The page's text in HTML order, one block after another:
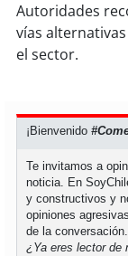
soychillán
soysancarlos
soycoronel
soyarauco
Autoridades
vías
el sector.
¡Bienvenido
Te invitamos a
noticia. En
y constructivos y
opiniones
de la conversación.
¿Ya eres lector de